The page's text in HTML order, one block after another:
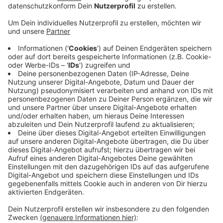
Die Auszeichnung, die seit 2011 vergeben wird, richtet
sich an Absolventen von Universitäten, Hochschulen
oder Akademien aller Fachrichtungen, die etwas zu
Aspekten des Werkes und Wirkens von Joseph Beuys
beitragen. Ebenso können wissenschaftliche Aufsätze
oder Ausstellungsprojekte, die auf eigenen
Forschungsergebnissen beruhen, eingereicht werden.
Diese sollten nachweislich neue Erkenntnisse über
Beuys, der 1986 verstorben ist, enthalten,
beispielsweise sein Umfeld, seine Ideale oder seine
Nachwirkung. Weitere Informationen gibt es
Anzeige